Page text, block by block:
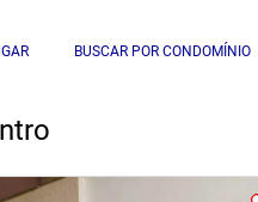
BUSCAR POR CONDOMÍNIO